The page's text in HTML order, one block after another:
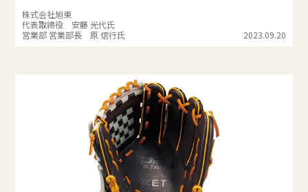
株式会社旭東
代表取締役 安藤 光代氏
営業部 営業部長 原 信行氏
2023.09.20